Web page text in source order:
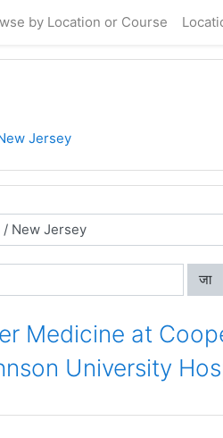
by Location or Course
Jersey
जा
Medicine at
University